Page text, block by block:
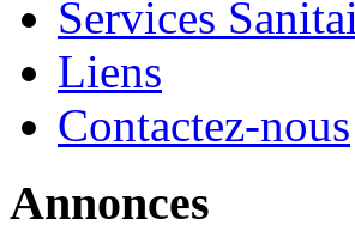
Services
Liens
Contactez-nous
Annonces